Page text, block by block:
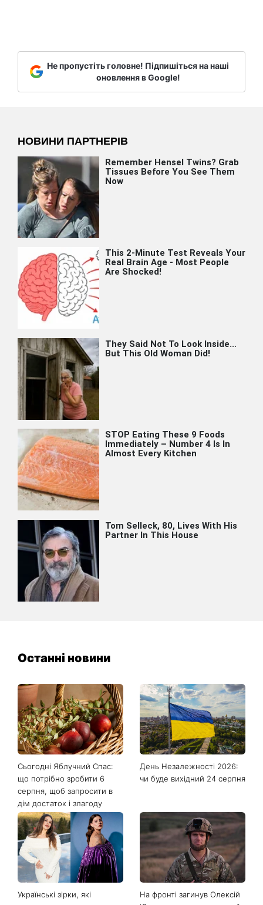
Не пропустіть головне! Підпишіться на наші
оновлення в Google!
Останні новини
Сьогодні Яблучний Спас:
що потрібно зробити 6
серпня, щоб запросити в
дім достаток і злагоду
День Незалежності 2026:
чи буде вихідний 24 серпня
Українські зірки, які
На фронті загинув Олексій